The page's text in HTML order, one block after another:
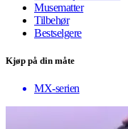
Musematter
Tilbehør
Bestselgere
Kjøp på din måte
MX-serien